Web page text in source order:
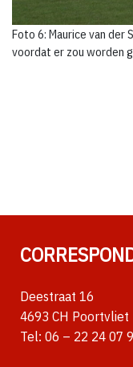
Foto 6: Maurice van
voordat er zou worden
Deestraat 16
4693 CH Poortvliet
Tel: 06 – 22 24 07